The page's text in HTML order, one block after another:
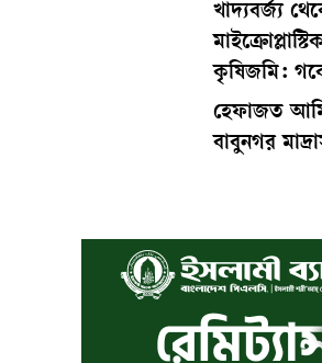
খাদ্যবর্জ্য
কৃষিজমি:
হেফাজত
বাবুনগর